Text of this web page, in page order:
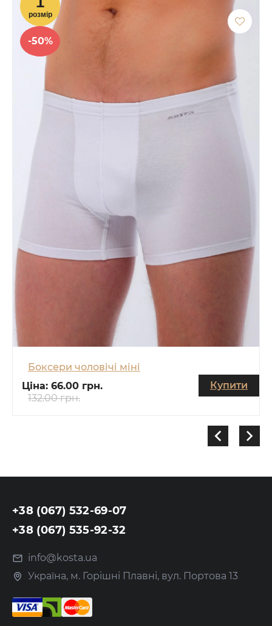
-50%
Боксери чоловічі міні
Ціна: 66.00 грн.
132.00 грн.
Купити
+38 (067) 532-69-07
+38 (067) 535-92-32
info@kosta.ua
Україна, м. Горішні Плавні, вул. Портова 13